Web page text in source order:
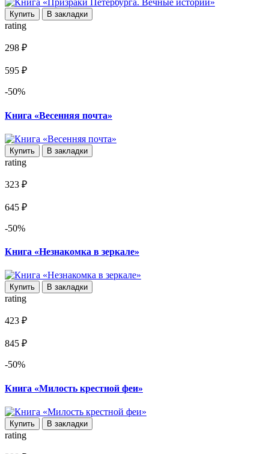
Купить В закладки
rating
298 ₽
595 ₽
-50%
Книга «Весенняя почта»
Купить В закладки
rating
323 ₽
645 ₽
-50%
Книга «Незнакомка в зеркале»
Купить В закладки
rating
423 ₽
845 ₽
-50%
Книга «Милость крестной феи»
Купить В закладки
rating